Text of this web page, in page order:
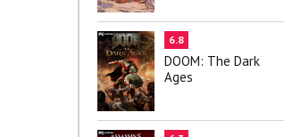
6.8
DOOM: The Dark
Ages